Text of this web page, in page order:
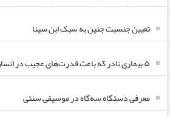
تعیین جنسیت جنین به سبک ابن سینا
۵ بیماری نادر که باعث قدرت‌های عجیب در انسان می‌شود!
معرفی دستگاه سه‌گاه در موسیقی سنتی